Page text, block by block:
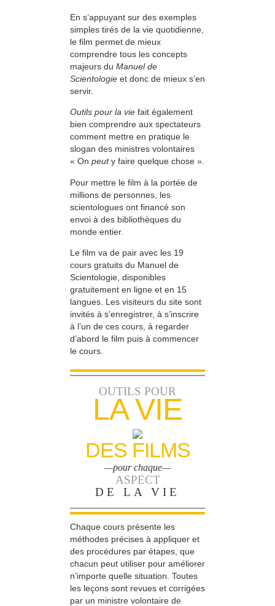
En s’appuyant sur des exemples
simples tirés de la vie quotidienne,
le film permet de mieux
comprendre tous les concepts
majeurs du Manuel de
Scientologie et donc de mieux s’en
servir.
Outils pour la vie fait également
bien comprendre aux spectateurs
comment mettre en pratique le
slogan des ministres volontaires
« On peuty faire quelque chose ».
Pour mettre le film à la portée de
millions de personnes, les
scientologues ont financé son
envoi à des bibliothèques du
monde entier.
Le film va de pair avec les 19
cours gratuits du Manuel de
Scientologie, disponibles
gratuitement en ligne et en 15
langues. Les visiteurs du site sont
invités à s’enregistrer, à s’inscrire
à l’un de ces cours, à regarder
d’abord le film puis à commencer
le cours.
OUTILS POUR
LA VIE
DES FILMS
—pour chaque—
ASPECT
DE LA VIE
Chaque cours présente les
méthodes précises à appliquer et
des procédures par étapes, que
chacun peut utiliser pour améliorer
n’importe quelle situation. Toutes
les leçons sont revues et corrigées
par un ministre volontaire de